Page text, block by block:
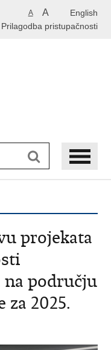
English
A A
Prilagodba pristupačnosti
projekata
na području
2025.